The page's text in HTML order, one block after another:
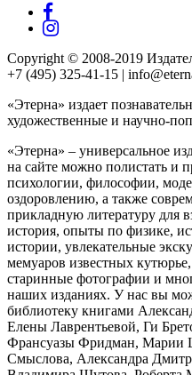
Copyright © 2008-2019
+7 (495) 325-41-15 |
«Этерна» издает
художественные и научно-
«Этерна» – универсальное
на сайте можно полистать и
психологии, философии, моде,
оздоровлению, а также
прикладную литературу для
история, опыты по физике,
истории, увлекательные
мемуаров известных
старинные фотографии и
наших изданиях. У нас вы
библиотеку книгами
Елены Лаврентьевой, Ги
Франсуазы Фридман, Марии
Смыслова, Александра